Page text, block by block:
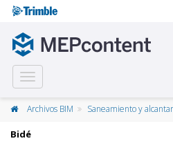
Toggle
navigation
Archivos BIM Saneamiento y
Bidé